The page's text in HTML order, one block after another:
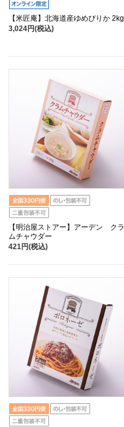
【米匠庵】北海道産ゆめぴりか 2kg
3,024円(税込)
【明治屋ストアー】アーデン クラ
ムチャウダー
421円(税込)